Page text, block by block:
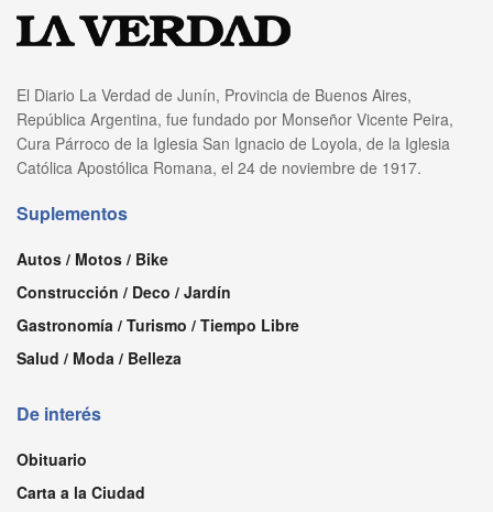
El Diario La Verdad de Junín, Provincia de Buenos Aires,
República Argentina, fue fundado por Monseñor Vicente Peira,
Cura Párroco de la Iglesia San Ignacio de Loyola, de la Iglesia
Católica Apostólica Romana, el 24 de noviembre de 1917.
Suplementos
Autos / Motos / Bike
Construcción / Deco / Jardín
Gastronomía / Turismo / Tiempo Libre
Salud / Moda / Belleza
De interés
Obituario
Carta a la Ciudad